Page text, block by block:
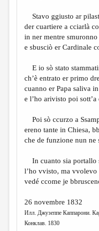
Stavo ggiusto ar
der cuartiere a cciarlà co
in ner mentre
e sbusciò er Cardinale
E io sò stato
ch’è entrato er primo
cuanno er Papa saliva
e l’ho arivisto poi sott’a
Poi sò ccurzo a
ereno tante in Chiesa,
che de funzione nun ne
In cuanto sia portallo
l’ho vvisto, ma vvolevo
vedé ccome je
26 novembre 1832
Илл. Джузеппе Каппарони.
Конклав. 1830